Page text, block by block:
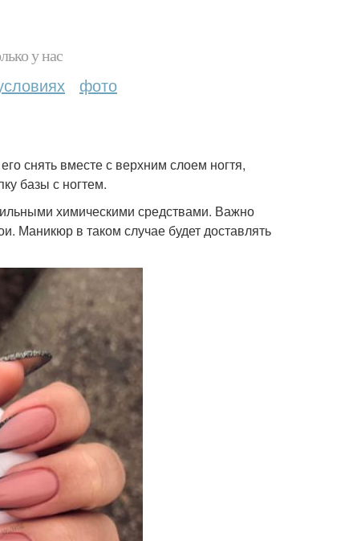
у нас
фото
снять вместе с верхним слоем ногтя,
базы с ногтем.
химическими средствами. Важно
Маникюр в таком случае будет доставлять